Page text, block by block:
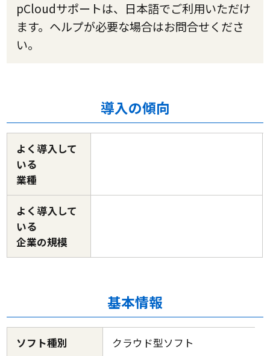
pCloudサポートは、日本語でご利用いただけ
ます。ヘルプが必要な場合はお問合せくださ
い。
導入の傾向
よく導入して
いる
業種
よく導入して
いる
企業の規模
基本情報
ソフト種別 クラウド型ソフト